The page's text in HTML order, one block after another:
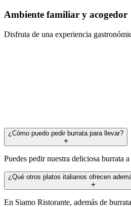
Ambiente familiar y acogedor
Disfruta de una experiencia
¿Cómo puedo pedir burrata para llevar?
Puedes pedir nuestra deliciosa burrata
¿Qué otros platos italianos ofrecen
En Siamo Ristorante, además de